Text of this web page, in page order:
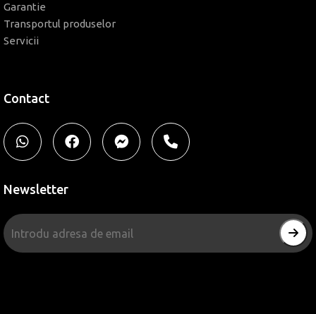
Garantie
Transportul produselor
Servicii
Contact
Newsletter